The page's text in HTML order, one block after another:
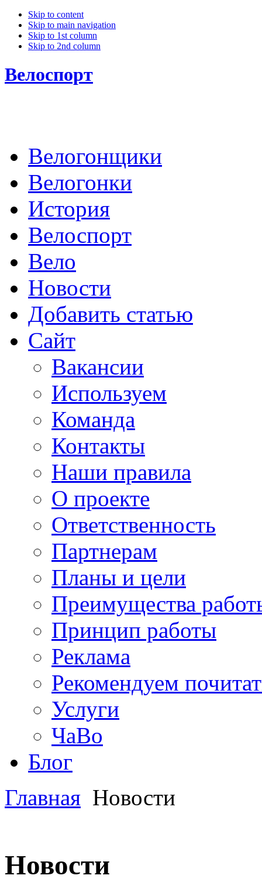
Skip to content
Skip to main navigation
Skip to 1st column
Skip to 2nd column
Велоспорт
Велогонщики
Велогонки
История
Велоспорт
Вело
Новости
Добавить статью
Сайт
Вакансии
Используем
Команда
Контакты
Наши правила
О проекте
Ответственность
Партнерам
Планы и цели
Преимущества
Принцип работы
Реклама
Рекомендуем
Услуги
ЧаВо
Блог
Главная Новости
Новости